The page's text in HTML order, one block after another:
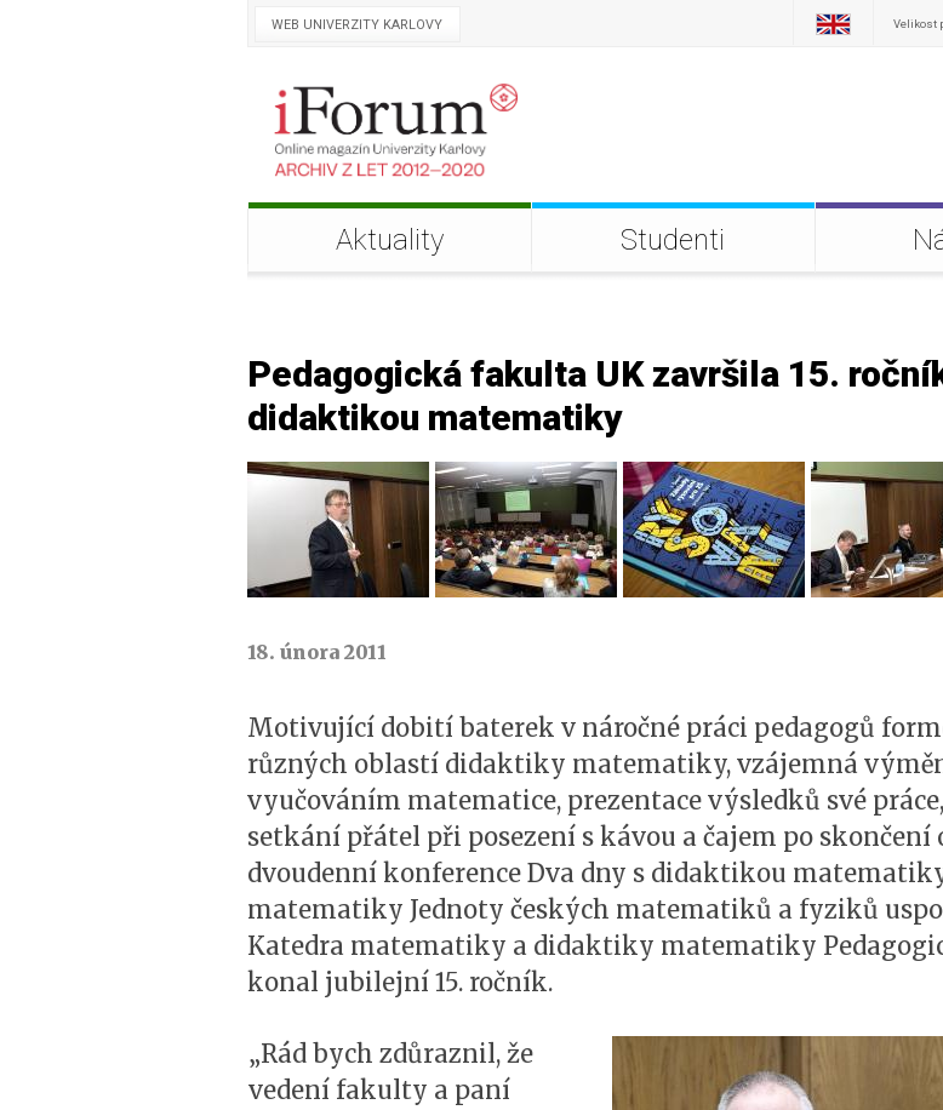
Aktuality Studenti
Pedagogická fakulta UK završila 15.
didaktikou matematiky
18. února 2011
Motivující dobití baterek v náročné práci pedagogů
různých oblastí didaktiky matematiky, vzájemná
vyučováním matematice, prezentace výsledků své
setkání přátel při posezení s kávou a čajem po
dvoudenní konference Dva dny s didaktikou
matematiky Jednoty českých matematiků a fyziků
Katedra matematiky a didaktiky matematiky
konal jubilejní 15. ročník.
„Rád bych zdůraznil, že
vedení fakulty a paní
WEB UNIVERZITY KARLOVY Velikost